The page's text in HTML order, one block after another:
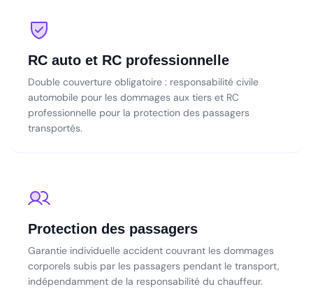
RC auto et RC professionnelle
Double couverture obligatoire : responsabilité civile
automobile pour les dommages aux tiers et RC
professionnelle pour la protection des passagers
transportés.
Protection des passagers
Garantie individuelle accident couvrant les dommages
corporels subis par les passagers pendant le transport,
indépendamment de la responsabilité du chauffeur.